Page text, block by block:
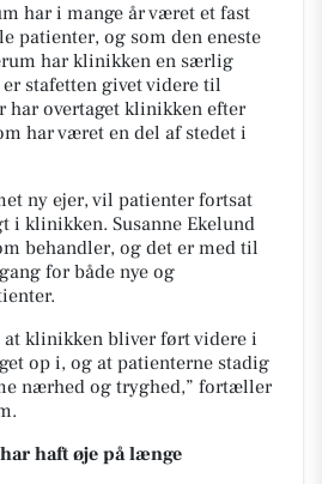
har i mange år været et fast
patienter, og som den eneste
har klinikken en særlig
stafetten givet videre til
har overtaget klinikken efter
har været en del af stedet i
ny ejer, vil patienter fortsat
i klinikken. Susanne Ekelund
behandler, og det er med til
for både nye og
at klinikken bliver ført videre i
op i, og at patienterne stadig
nærhed og tryghed,” fortæller
haft øje på længe